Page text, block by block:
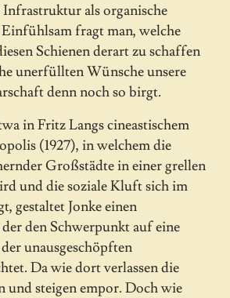
als organische
fragt man, welche
Schienen derart zu schaffen
unerfüllten Wünsche unsere
denn noch so birgt.
in Fritz Langs cineastischem
(1927), in welchem die
Großstädte in einer grellen
und die soziale Kluft sich im
gestaltet Jonke einen
den Schwerpunkt auf eine
unausgeschöpften
Da wie dort verlassen die
und steigen empor. Doch wie